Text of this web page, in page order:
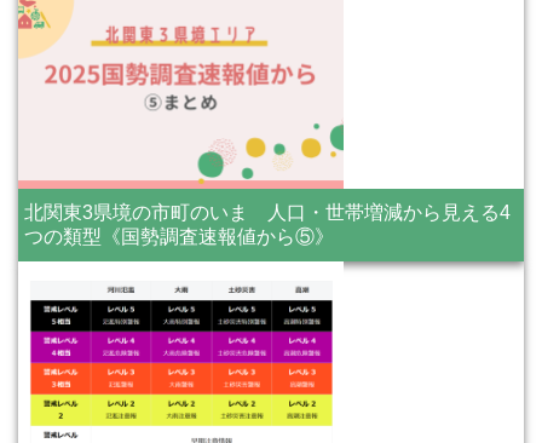
北関東3県境の市町のいま 人口・世帯増減から見える4
つの類型《国勢調査速報値から⑤》